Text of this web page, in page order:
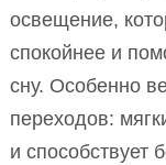
освещение,
спокойнее и
сну. Особенно
переходов:
и способствует